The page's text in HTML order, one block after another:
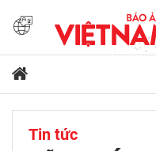
Tin tức